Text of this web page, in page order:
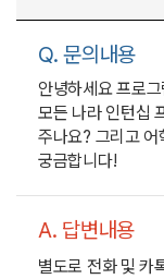
Q. 문의내용
안녕하세요 프로
모든 나라 인턴십
주나요? 그리고 어
궁금합니다!
A. 답변내용
별도로 전화 및 카